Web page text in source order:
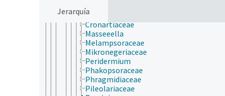
JerarquíaChaconiaceae
Coleosporiaceae
Cronartiaceae
Masseeella
Melampsoraceae
Mikronegeriaceae
Peridermium
Phakopsoraceae
Phragmidiaceae
Pileolariaceae